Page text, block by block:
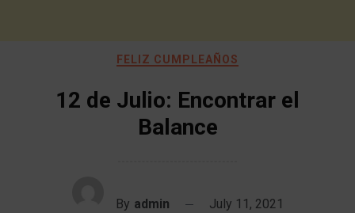
FELIZ CUMPLEAÑOS
12 de Julio: Encontrar el
Balance
By admin July 11, 2021